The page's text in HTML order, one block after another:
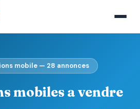
mobile — 28 annonces
mobiles a vendre